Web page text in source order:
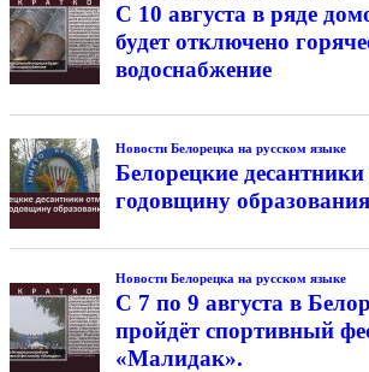
С 10 августа в ряде
будет отключено
водоснабжение
Новости Белорецка на русском языке
Белорецкие
годовщину
Новости Белорецка на русском языке
С 7 по 9 августа в
пройдёт спортивный
«Малидак».